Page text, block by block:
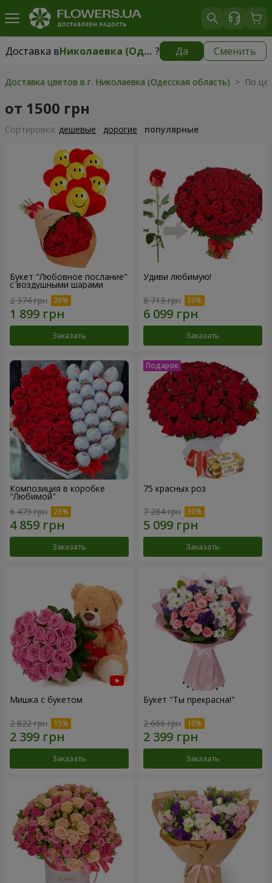
Доставка в Николаевка (Одесская область) ? Да Сменить
Доставка вНиколаевка (Одесская область)|2277 грн
Доставка цветов в г. Николаевка (Одесская область) > По
от 1500 грн
Cортировка: дешевые дорогие популярные
Букет "Любовное послание"
с воздушными шарами
2 374 грн
Заказать
Удиви любимую!
8 713 грн
Заказать
Композиция в коробке
"Любимой"
6 479 грн
Заказать
75 красных роз
7 284 грн
Заказать
Мишка с букетом
2 822 грн
Заказать
Букет "Ты прекрасна!"
2 666 грн
Заказать